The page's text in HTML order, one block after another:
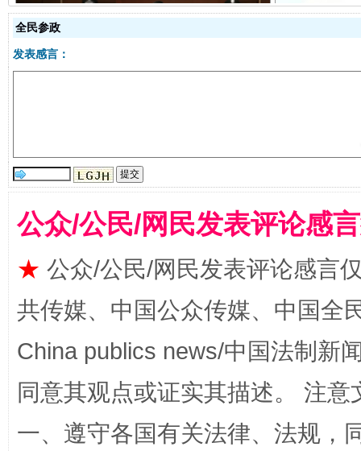
全民健身五年计划来了！等你上场
全民参政
发表感言：
公众/公民/网民发表评论感
★ 公众/公民/网民发表评论感言
共传媒、中国公众传媒、中国全
China publics news/中国法制新
同意其观点或证实其描述。 注
一、遵守各国有关法律、法规，